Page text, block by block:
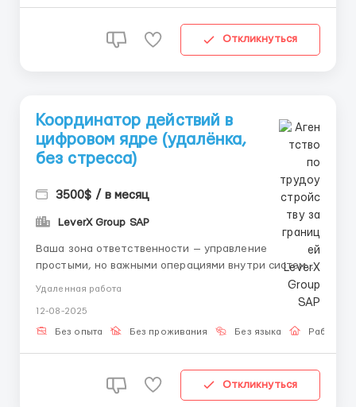
Откликнуться
Координатор действий в
цифровом ядре (удалёнка,
без стресса)
3500$ / в месяц
LeverX Group SAP
Ваша зона ответственности — управление
простыми, но важными операциями внутри системы.
Каждое действие уже прописано, нужно только
точно следовать сценарию и отмечать результат. 📌
Обязанности: – Получать и активировать доступ –
Работать по точной инструкции – Подтвержда...
Удаленная работа
12-08-2025
Без опыта Без проживания Без языка Работа
Откликнуться